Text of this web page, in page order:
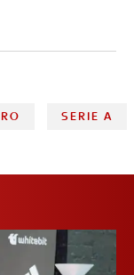
SERIE A